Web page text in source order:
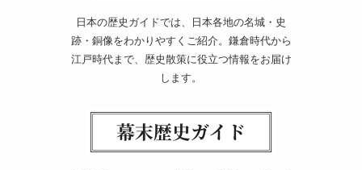
日本の歴史ガイドでは、日本各地の名城・史
跡・銅像をわかりやすくご紹介。鎌倉時代から
江戸時代まで、歴史散策に役立つ情報をお届け
します。